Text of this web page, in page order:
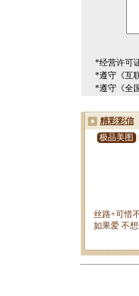
*经营许可
*遵守《互
*遵守《全